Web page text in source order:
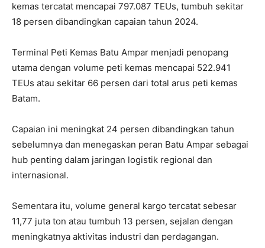
kemas tercatat mencapai 797.087 TEUs, tumbuh sekitar
18 persen dibandingkan capaian tahun 2024.
Terminal Peti Kemas Batu Ampar menjadi penopang
utama dengan volume peti kemas mencapai 522.941
TEUs atau sekitar 66 persen dari total arus peti kemas
Batam.
Capaian ini meningkat 24 persen dibandingkan tahun
sebelumnya dan menegaskan peran Batu Ampar sebagai
hub penting dalam jaringan logistik regional dan
internasional.
Sementara itu, volume general kargo tercatat sebesar
11,77 juta ton atau tumbuh 13 persen, sejalan dengan
meningkatnya aktivitas industri dan perdagangan.